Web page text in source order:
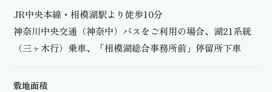
JR中央本線・相模湖駅より徒歩10分
神奈川中央交通（神奈中）バスをご利用の場合、湖21系統
（三ヶ木行）乗車、「相模湖総合事務所前」停留所下車
敷地面積